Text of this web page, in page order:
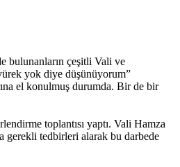
bulunanların çeşitli Vali ve
yok diye düşünüyorum”
el konulmuş durumda. Bir de bir
toplantısı yaptı. Vali Hamza
gerekli tedbirleri alarak bu darbede